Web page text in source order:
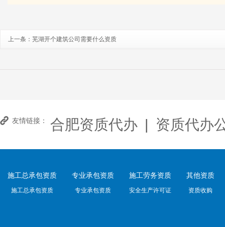
上一条： 芜湖开个建筑公司需要什么资质
友情链接： 合肥资质代办 | 资质代办
施工总承包资质
施工总承包资质
专业承包资质
专业承包资质
施工劳务资质
安全生产许可证
其他资质
资质收购